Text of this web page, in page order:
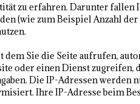
zu erfahren. Darunter fallen
(wie zum Beispiel Anzahl
Sie die Seite aufrufen,
oder einen Dienst
Die IP-Adressen werden
Ihre IP-Adresse beim